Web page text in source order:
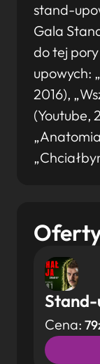
stand-
Gala
do tej
upowych:
2016),
(Youtube,
Stand-
Cena: